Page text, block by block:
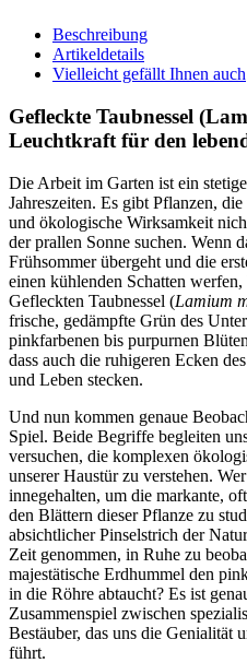
Beschreibung
Artikeldetails
Vielleicht gefällt Ihnen auch
Gefleckte Taubnessel
Leuchtkraft für den
Die Arbeit im Garten ist ein
Jahreszeiten. Es gibt Pflanzen,
und ökologische Wirksamkeit
der prallen Sonne suchen. Wenn
Frühsommer übergeht und die
einen kühlenden Schatten
Gefleckten Taubnessel (Lamium
frische, gedämpfte Grün des
pinkfarbenen bis purpurnen
dass auch die ruhigeren Ecken
und Leben stecken.
Und nun kommen genaue
Spiel. Beide Begriffe begleiten
versuchen, die komplexen
unserer Haustür zu verstehen.
innegehalten, um die markante,
den Blättern dieser Pflanze zu
absichtlicher Pinselstrich der
Zeit genommen, in Ruhe zu
majestätische Erdhummel den
in die Röhre abtaucht? Es ist
Zusammenspiel zwischen
Bestäuber, das uns die Genialität
führt.